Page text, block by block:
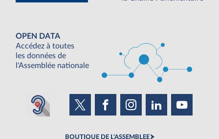
OPEN DATA
Accédez à toutes
les données de
l'Assemblée nationale
BOUTIQUE DE L'ASSEMBLEE